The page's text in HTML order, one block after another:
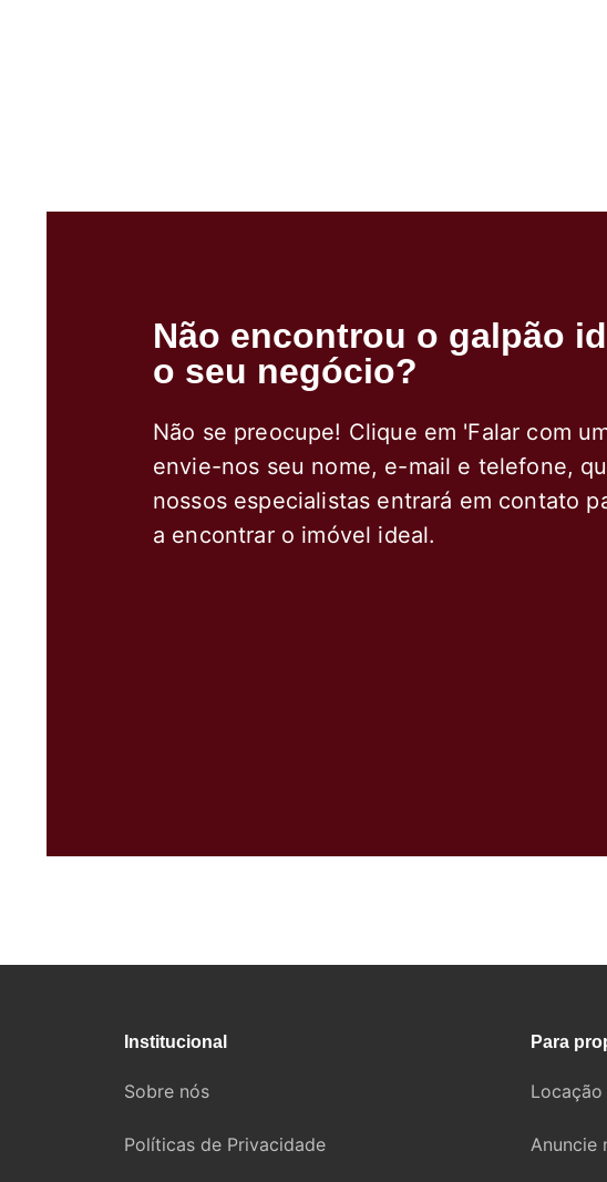
Não encontrou o galpão
o seu negócio?
Não se preocupe! Clique em 'Falar com
envie-nos seu nome, e-mail e telefone,
nossos especialistas entrará em contato
a encontrar o imóvel ideal.
Institucional
Sobre nós
Políticas de Privacidade
Para
Anuncie